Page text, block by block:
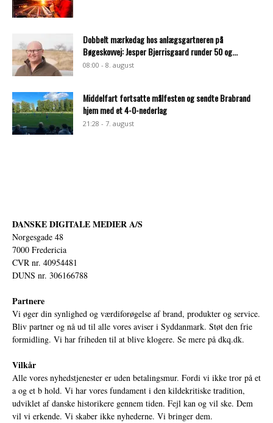
Dobbelt mærkedag hos anlægsgartneren på
Bøgeskovvej: Jesper Bjerrisgaard runder 50 og...
08:00 - 8. august
Middelfart fortsatte målfesten og sendte Brabrand
hjem med et 4-0-nederlag
21:28 - 7. august
DANSKE DIGITALE MEDIER A/S
Norgesgade 48
7000 Fredericia
CVR nr. 40954481
DUNS nr. 306166788
Partnere
Vi øger din synlighed og værdiforøgelse af brand, produkter og service.
Bliv partner og nå ud til alle vores aviser i Syddanmark. Støt den frie
formidling. Vi har friheden til at blive klogere. Se mere på dkq.dk.
Vilkår
Alle vores nyhedstjenester er uden betalingsmur. Fordi vi ikke tror på et
a og et b hold. Vi har vores fundament i den kildekritiske tradition,
udviklet af danske historikere gennem tiden. Fejl kan og vil ske. Dem
vil vi erkende. Vi skaber ikke nyhederne. Vi bringer dem.